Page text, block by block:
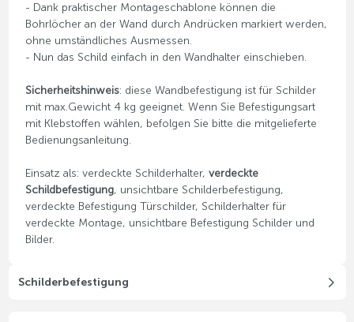
- Dank praktischer Montageschablone können die
Bohrlöcher an der Wand durch Andrücken markiert werden,
ohne umständliches Ausmessen.
- Nun das Schild einfach in den Wandhalter einschieben.
Sicherheitshinweis: diese Wandbefestigung ist für Schilder
mit max.Gewicht 4 kg geeignet. Wenn Sie Befestigungsart
mit Klebstoffen wählen, befolgen Sie bitte die mitgelieferte
Bedienungsanleitung.
Einsatz als: verdeckte Schilderhalter, verdeckte
Schildbefestigung, unsichtbare Schilderbefestigung,
verdeckte Befestigung Türschilder, Schilderhalter für
verdeckte Montage, unsichtbare Befestigung Schilder und
Bilder.
Schilderbefestigung